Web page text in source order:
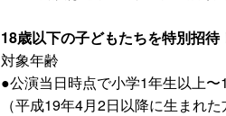
18歳以下の子どもたちを特別招待
対象年齢
●公演当日時点で小学1年生以上〜
（平成19年4月2日以降に生まれた